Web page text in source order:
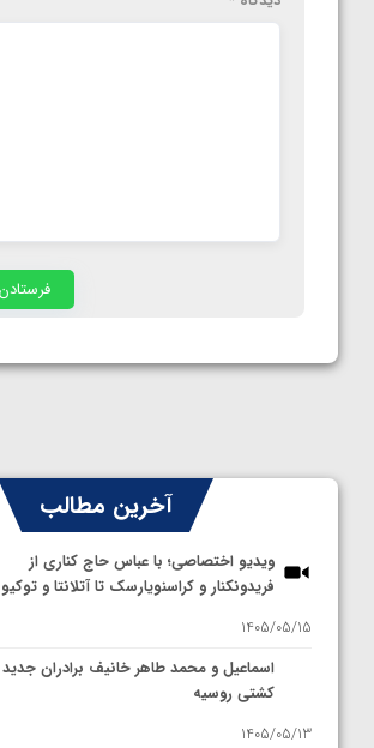
آخرین مطالب
ویدیو اختصاصی؛ با عباس حاج کناری از
فریدونکنار و کراسنویارسک تا آتلانتا و توکیو
1405/05/15
اسماعیل و محمد طاهر خانیف برادران جدید
کشتی روسیه
1405/05/13